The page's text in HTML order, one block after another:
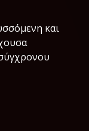
και